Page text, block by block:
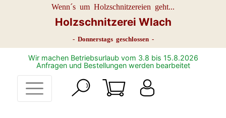
Wenn´s um Holzschnitzereien geht...
Holzschnitzerei Wlach
- Donnerstags geschlossen -
Wir machen Betriebsurlaub vom 3.8 bis 15.8.2026
Anfragen und Bestellungen werden bearbeitet